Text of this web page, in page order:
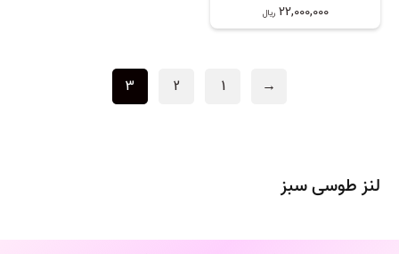
22,000,000 ریال
→
1
2
3
لنز طوسی سبز